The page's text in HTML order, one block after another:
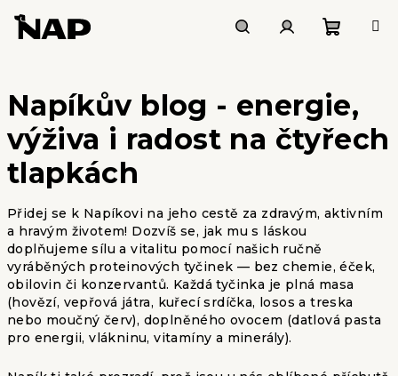
content
cart
Napíkův blog - energie,
výživa i radost na čtyřech
tlapkách
Přidej se k Napíkovi na jeho cestě za zdravým, aktivním
a hravým životem! Dozvíš se, jak mu s láskou
doplňujeme sílu a vitalitu pomocí našich ručně
vyráběných proteinových tyčinek — bez chemie, éček,
obilovin či konzervantů. Každá tyčinka je plná masa
(hovězí, vepřová játra, kuřecí srdíčka, losos a treska
nebo moučný červ), doplněného ovocem (datlová pasta
pro energii, vlákninu, vitamíny a minerály).